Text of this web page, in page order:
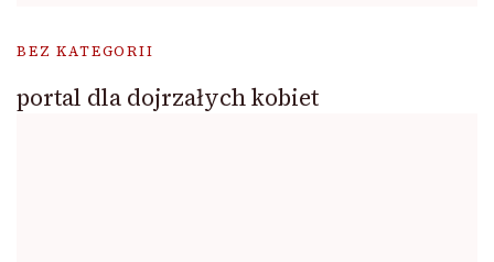
BEZ KATEGORII
portal dla dojrzałych kobiet